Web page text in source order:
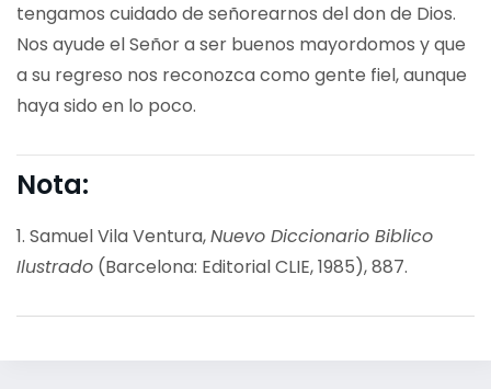
tengamos cuidado de señorearnos del don de Dios.
Nos ayude el Señor a ser buenos mayordomos y que
a su regreso nos reconozca como gente fiel, aunque
haya sido en lo poco.
Nota:
1. Samuel Vila Ventura,Nuevo Diccionario Biblico
Ilustrado (Barcelona: Editorial CLIE, 1985), 887.